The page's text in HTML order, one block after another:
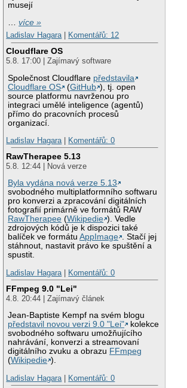
musejí
…více »
Ladislav Hagara| Komentářů: 12
Cloudflare OS
5.8. 17:00 | Zajímavý software
Společnost Cloudflare představila
Cloudflare OS
(GitHub ), tj. open
source platformu navrženou pro
integraci umělé inteligence (agentů)
přímo do pracovních procesů
organizací.
Ladislav Hagara| Komentářů: 0
RawTherapee 5.13
5.8. 12:44 | Nová verze
Byla vydána nová verze 5.13
svobodného multiplatformního softwaru
pro konverzi a zpracování digitálních
fotografií primárně ve formátů RAW
RawTherapee (Wikipedie ). Vedle
zdrojových kódů je k dispozici také
balíček ve formátuAppImage . Stačí jej
stáhnout, nastavit právo ke spuštění a
spustit.
Ladislav Hagara| Komentářů: 0
FFmpeg 9.0 "Lei"
4.8. 20:44 | Zajímavý článek
Jean-Baptiste Kempf na svém blogu
představil novou verzi 9.0 "Lei"
kolekce
svobodného softwaru umožňujícího
nahrávání, konverzi a streamovaní
digitálního zvuku a obrazu FFmpeg
(Wikipedie ).
Ladislav Hagara| Komentářů: 0